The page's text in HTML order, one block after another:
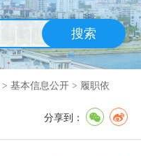
搜索
> 基本信息公开 > 履职依
分享到：